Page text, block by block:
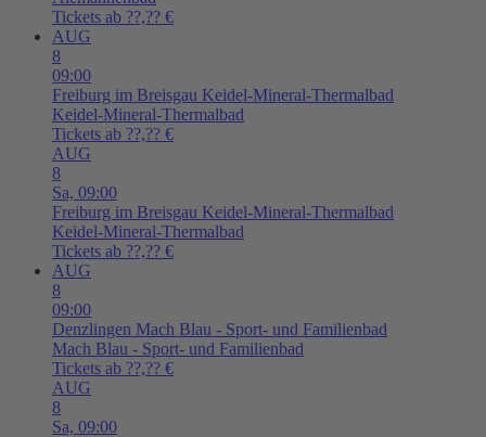
Tickets ab ??,?? €
AUG
8
09:00
Freiburg im Breisgau Keidel-Mineral-Thermalbad
Keidel-Mineral-Thermalbad
Tickets ab ??,?? €
AUG
8
Sa, 09:00
Freiburg im Breisgau Keidel-Mineral-Thermalbad
Keidel-Mineral-Thermalbad
Tickets ab ??,?? €
AUG
8
09:00
Denzlingen Mach Blau - Sport- und Familienbad
Mach Blau - Sport- und Familienbad
Tickets ab ??,?? €
AUG
8
Sa, 09:00